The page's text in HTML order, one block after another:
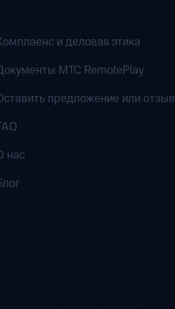
и деловая этика
MTC RemotePlay
предложение или отзыв
нас